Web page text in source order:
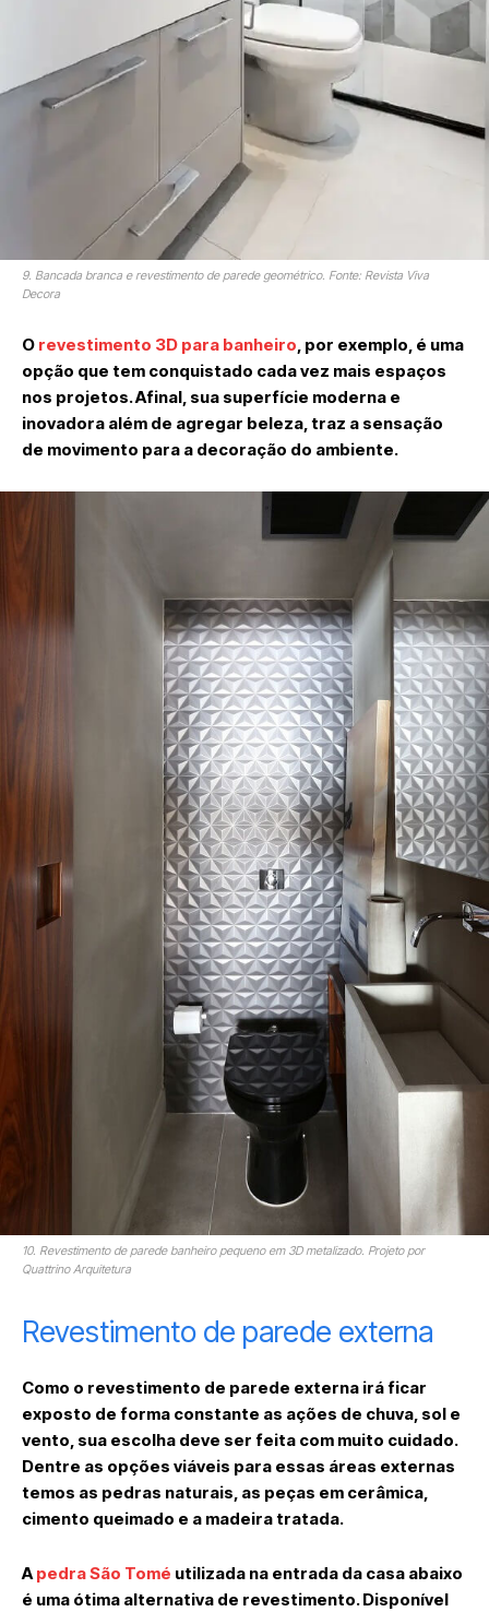
9. Bancada branca e revestimento de parede geométrico. Fonte: Revista Viva
Decora
O revestimento 3D para banheiro, por exemplo, é uma
opção que tem conquistado cada vez mais espaços
nos projetos. Afinal, sua superfície moderna e
inovadora além de agregar beleza, traz a sensação
de movimento para a decoração do ambiente.
10. Revestimento de parede banheiro pequeno em 3D metalizado. Projeto por
Quattrino Arquitetura
Revestimento de parede externa
Como o revestimento de parede externa irá ficar
exposto de forma constante as ações de chuva, sol e
vento, sua escolha deve ser feita com muito cuidado.
Dentre as opções viáveis para essas áreas externas
temos as pedras naturais, as peças em cerâmica,
cimento queimado e a madeira tratada.
Apedra São Tomé utilizada na entrada da casa abaixo
é uma ótima alternativa de revestimento. Disponível